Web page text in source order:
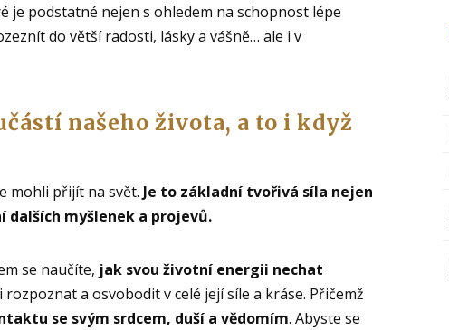
je podstatné nejen s ohledem na schopnost lépe
do větší radosti, lásky a vášně… ale i v
našeho života, a to i když
mohli přijít na svět. Je to základní tvořivá síla nejen
dalších myšlenek a projevů.
se naučíte, jak svou životní energii nechat
rozpoznat a osvobodit v celé její síle a kráse. Přičemž
se svým srdcem, duší a vědomím. Abyste se